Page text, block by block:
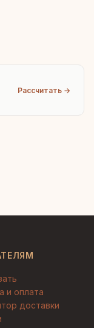
Рассчитать →
и оплата
доставки